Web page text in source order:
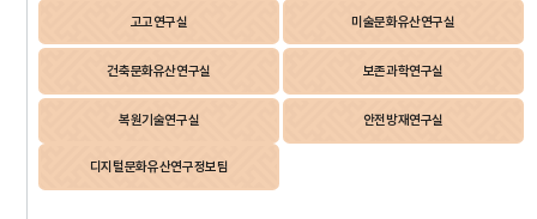
고고연구실 미술문화유산연구실
건축문화유산연구실 보존과학연구실
복원기술연구실 안전방재연구실
디지털문화유산연구정보팀